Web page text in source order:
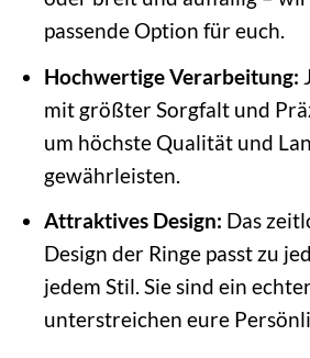
passende Option für euch.
Hochwertige Verarbeitung:
mit größter Sorgfalt und
um höchste Qualität und
gewährleisten.
Attraktives Design: Das
Design der Ringe passt zu
jedem Stil. Sie sind ein
unterstreichen eure